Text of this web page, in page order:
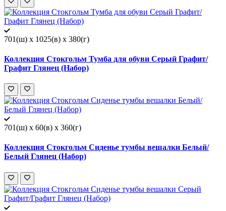
701(ш) x 1025(в) x 380(г)
Коллекция Стокгольм Тумба для обуви Серый Графит/
Графит Глянец (Набор)
701(ш) x 60(в) x 360(г)
Коллекция Стокгольм Сиденье тумбы вешалки Белый/
Белый Глянец (Набор)